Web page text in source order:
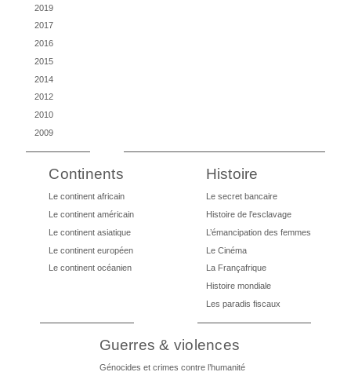
2019
2017
2016
2015
2014
2012
2010
2009
Continents
Le continent africain
Le continent américain
Le continent asiatique
Le continent européen
Le continent océanien
Histoire
Le secret bancaire
Histoire de l’esclavage
L’émancipation des femmes
Le Cinéma
La Françafrique
Histoire mondiale
Les paradis fiscaux
Guerres & violences
Génocides et crimes contre l’humanité